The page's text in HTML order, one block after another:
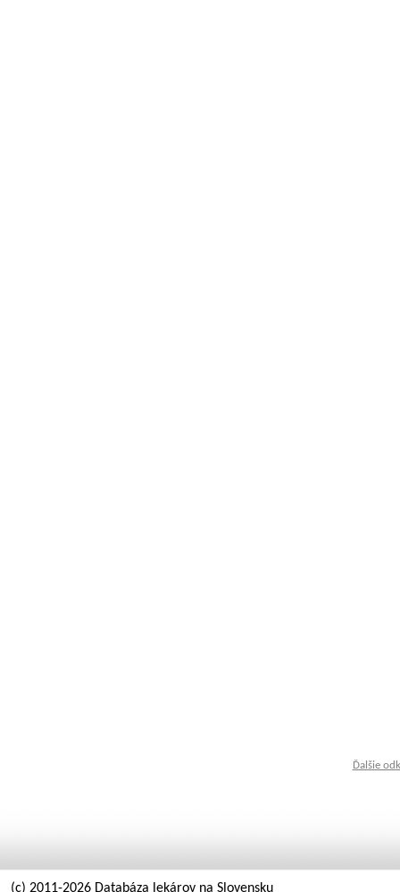
Ďalšie
(c) 2011-2026 Databáza lekárov na Slovensku